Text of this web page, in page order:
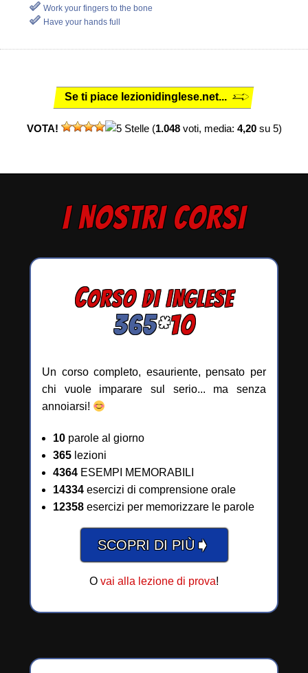
Work your fingers to the bone
Have your hands full
Se ti piace lezionidinglese.net...
VOTA! (1.048voti, media: 4,20su 5)
I NOSTRI CORSI
CORSO DI INGLESE
365*10
Un corso completo, esauriente, pensato per
chi vuole imparare sul serio... ma senza
annoiarsi!
10 parole al giorno
365 lezioni
4364 ESEMPI MEMORABILI
14334 esercizi di comprensione orale
12358 esercizi per memorizzare le parole
SCOPRI DI PIÙ➧
O vai alla lezione di prova!